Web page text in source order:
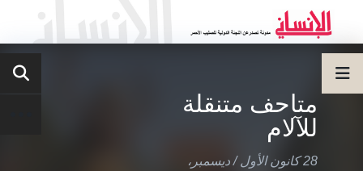
متاحف متنقلة
للآلام
28 كانون الأول / ديسمبر،